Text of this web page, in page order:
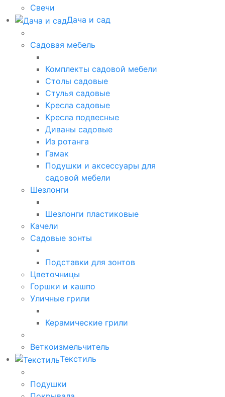
Свечи
Дача и сад
Садовая мебель
Комплекты садовой мебели
Столы садовые
Стулья садовые
Кресла садовые
Кресла подвесные
Диваны садовые
Из ротанга
Гамак
Подушки и аксессуары для
садовой мебели
Шезлонги
Шезлонги пластиковые
Качели
Садовые зонты
Подставки для зонтов
Цветочницы
Горшки и кашпо
Уличные грили
Керамические грили
Веткоизмельчитель
Текстиль
Подушки